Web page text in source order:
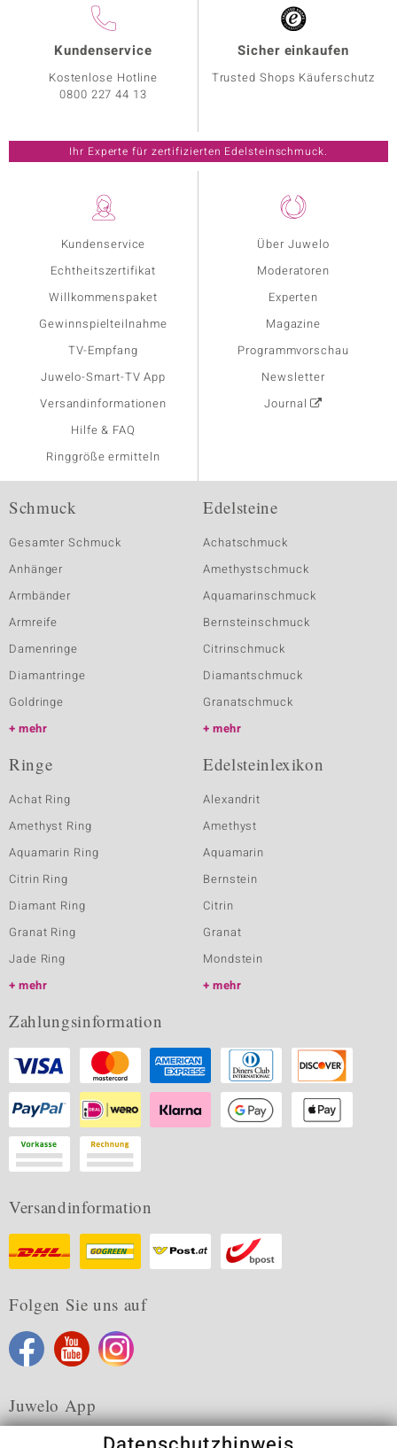
Kundenservice
Echtheitszertifikat
Willkommenspaket
Gewinnspielteilnahme
TV-Empfang
Juwelo-Smart-TV App
Versandinformationen
Hilfe & FAQ
Ringgröße ermitteln
Über Juwelo
Moderatoren
Experten
Magazine
Programmvorschau
Newsletter
Journal
Kundenservice
Kostenlose Hotline
0800 227 44 13
Sicher einkaufen
Trusted Shops Käuferschutz
Ihr Experte für zertifizierten Edelsteinschmuck.
Schmuck
Gesamter Schmuck
Anhänger
Armbänder
Armreife
Damenringe
Diamantringe
Goldringe
mehr
Edelsteine
Achatschmuck
Amethystschmuck
Aquamarinschmuck
Bernsteinschmuck
Citrinschmuck
Diamantschmuck
Granatschmuck
mehr
Ringe
Achat Ring
Amethyst Ring
Aquamarin Ring
Citrin Ring
Diamant Ring
Granat Ring
Jade Ring
mehr
Edelsteinlexikon
Alexandrit
Amethyst
Aquamarin
Bernstein
Citrin
Granat
Mondstein
mehr
Zahlungsinformation
Versandinformation
Folgen Sie uns auf
Juwelo App